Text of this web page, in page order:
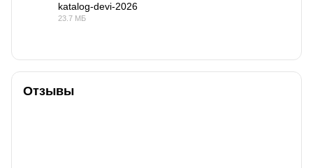
katalog-devi-2026
23.7 МБ
Отзывы